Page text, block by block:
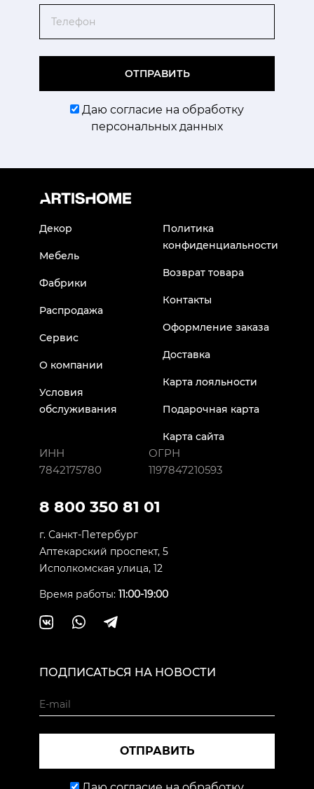
ОТПРАВИТЬ
Даю согласие на обработку
персональных данных
Декор
Мебель
Фабрики
Распродажа
Сервис
О компании
Условия
обслуживания
Политика
конфиденциальности
Возврат товара
Контакты
Оформление заказа
Доставка
Карта лояльности
Подарочная карта
Карта сайта
ИНН
7842175780
ОГРН
1197847210593
8 800 350 81 01
г. Санкт-Петербург
Аптекарский проспект, 5
Исполкомская улица, 12
Время работы: 11:00-19:00
ПОДПИСАТЬСЯ НА НОВОСТИ
ОТПРАВИТЬ